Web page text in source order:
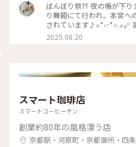
ぼんぼり祭⛩ 夜の帳が下りました✩.*˚ この日は献笛が19時よ
り舞殿にて行われ、本宮へ
されています♪⋆*॰･*⟡.⋆🪈 笛の音を少し楽しんで、私はそろそ
ろ帰らなければと、またぼ
まだこの時間からもたくさ
*˙︶˙*)ﾉ"ﾏﾀﾈｰ♡ #ゆるり夏時間 #神奈川 #鎌倉 #鶴岡八幡宮 #
2025.08.20
スマート珈琲店
スマートコーヒーテン
創業約80年の風格漂う店
京都駅・河原町・京都御所・四